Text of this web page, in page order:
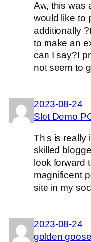
Aw, this was
would like to
additionally
to make an
can I say?I
not seem to
2023-08-24
Slot Demo
This is really
skilled
look forward
magnificent
site in my
2023-08-24
golden